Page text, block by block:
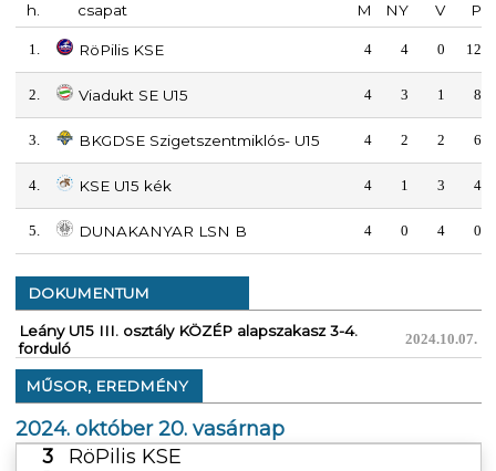
h. csapat M NY V P
1. RöPilis KSE 4 4 0 12
2. Viadukt SE U15 4 3 1 8
3. BKGDSE Szigetszentmiklós- U15 4 2 2 6
4. KSE U15 kék 4 1 3 4
5. DUNAKANYAR LSN B 4 0 4 0
DOKUMENTUM
Leány U15 III. osztály KÖZÉP alapszakasz 3-4.
forduló
2024.10.07.
MŰSOR, EREDMÉNY
2024. október 20. vasárnap
3
RöPilis KSE